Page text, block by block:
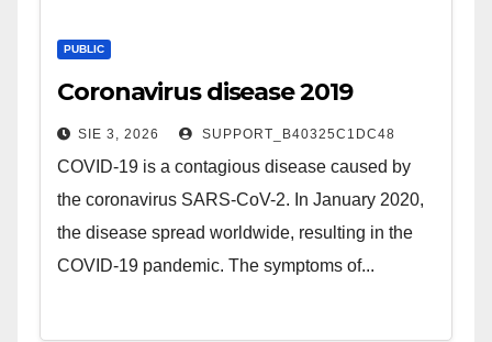
PUBLIC
Coronavirus disease 2019
SIE 3, 2026 SUPPORT_B40325C1DC48
COVID-19 is a contagious disease caused by
the coronavirus SARS-CoV-2. In January 2020,
the disease spread worldwide, resulting in the
COVID-19 pandemic. The symptoms of...